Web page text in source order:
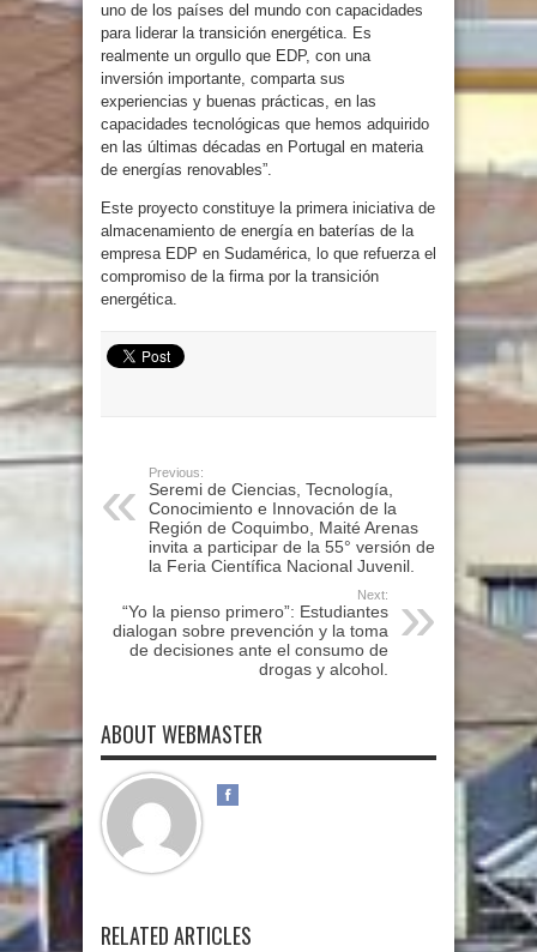
uno de los países del mundo con capacidades
para liderar la transición energética. Es
realmente un orgullo que EDP, con una
inversión importante, comparta sus
experiencias y buenas prácticas, en las
capacidades tecnológicas que hemos adquirido
en las últimas décadas en Portugal en materia
de energías renovables”.
Este proyecto constituye la primera iniciativa de
almacenamiento de energía en baterías de la
empresa EDP en Sudamérica, lo que refuerza el
compromiso de la firma por la transición
energética.
Previous:
Seremi de Ciencias, Tecnología,
Conocimiento e Innovación de la
Región de Coquimbo, Maité Arenas
invita a participar de la 55° versión de
la Feria Científica Nacional Juvenil.
Next:
“Yo la pienso primero”: Estudiantes
dialogan sobre prevención y la toma
de decisiones ante el consumo de
drogas y alcohol.
ABOUT WEBMASTER
RELATED ARTICLES